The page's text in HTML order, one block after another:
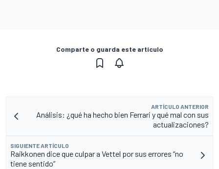
Comparte o guarda este artículo
ARTÍCULO ANTERIOR
Análisis: ¿qué ha hecho bien Ferrari y qué mal con sus
actualizaciones?
SIGUIENTE ARTÍCULO
Raikkonen dice que culpar a Vettel por sus errores “no
tiene sentido”